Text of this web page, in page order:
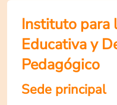
Instituto para
Educativa y
Pedagógico
Sede principal